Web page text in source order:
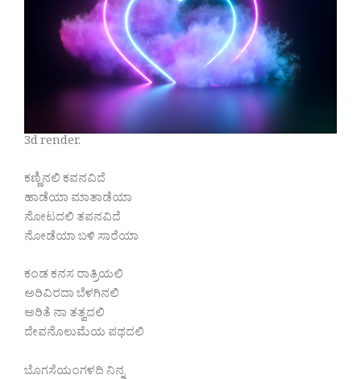
3d render.
ಕಣ್ಣಿನಲಿ ಕವನವಿದೆ
ಹಾಡೆಯಾ ಮಾತಾಡೆಯಾ
ನೋಟದಲಿ ತಪನವಿದೆ
ನೋಡೆಯಾ ಬಳಿ ಸಾರೆಯಾ
ಕಂಡ ಕನಸ ರಾತ್ರಿಯಲಿ
ಅರಿವಿರದಾ ಬೆಳಗಿನಲಿ
ಅರಿತೆ ನಾ ತತ್ವದಲಿ
ದೇವನೊಲುಮೆಯ ಪಥದಲಿ
ಬೊಗಸೆಯಂಗಳದಿ ನಿನ್ನ